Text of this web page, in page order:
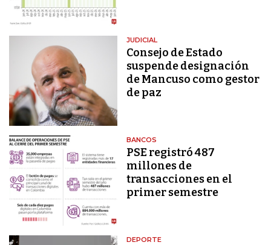
JUDICIAL
Consejo de Estado
suspende designación
de Mancuso como gestor
de paz
BANCOS
PSE registró 487
millones de
transacciones en el
primer semestre
DEPORTE